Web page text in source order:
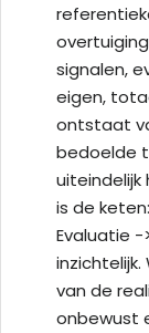
signalen,
eigen,
ontstaat
bedoelde
is de
Evaluatie
van de
onbewust